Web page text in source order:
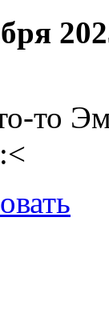
то